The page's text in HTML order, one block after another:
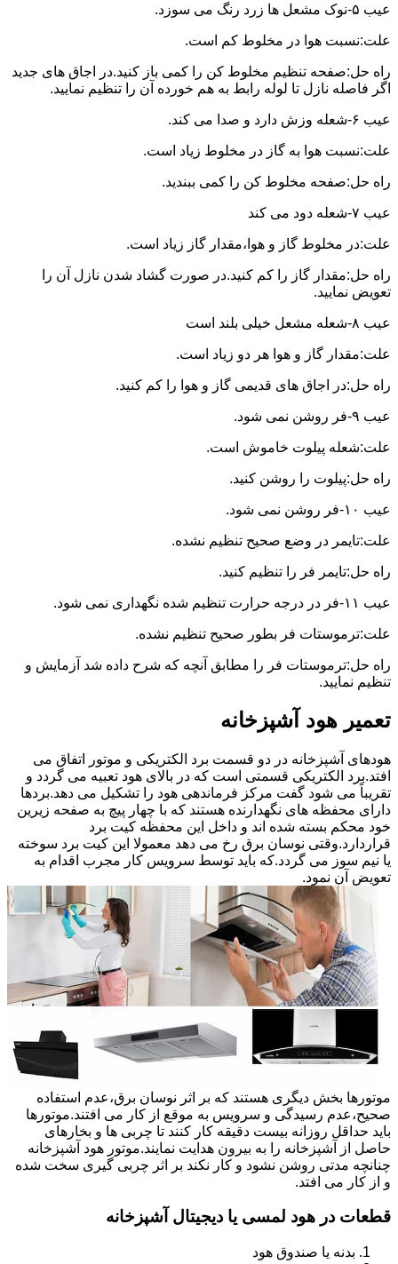
عیب ۵-نوک مشعل ها زرد رنگ می سوزد.
علت:نسبت هوا در مخلوط کم است.
راه حل:صفحه تنظیم مخلوط کن را کمی باز کنید.در اجاق های جدید
اگر فاصله نازل تا لوله رابط به هم خورده آن را تنظیم نمایید.
عیب ۶-شعله وزش دارد و صدا می کند.
علت:نسبت هوا به گاز در مخلوط زیاد است.
راه حل:صفحه مخلوط کن را کمی ببندید.
عیب ۷-شعله دود می کند
علت:در مخلوط گاز و هوا،مقدار گاز زیاد است.
راه حل:مقدار گاز را کم کنید.در صورت گشاد شدن نازل آن را
تعویض نمایید.
عیب ۸-شعله مشعل خیلی بلند است
علت:مقدار گاز و هوا هر دو زیاد است.
راه حل:در اجاق های قدیمی گاز و هوا را کم کنید.
عیب ۹-فر روشن نمی شود.
علت:شعله پیلوت خاموش است.
راه حل:پیلوت را روشن کنید.
عیب ۱۰-فر روشن نمی شود.
علت:تایمر در وضع صحیح تنظیم نشده.
راه حل:تایمر فر را تنظیم کنید.
عیب ۱۱-فر در درجه حرارت تنظیم شده نگهداری نمی شود.
علت:ترموستات فر بطور صحیح تنظیم نشده.
راه حل:ترموستات فر را مطابق آنچه که شرح داده شد آزمایش و
تنظیم نمایید.
تعمیر هود آشپزخانه
هودهای آشپزخانه در دو قسمت برد الکتریکی و موتور اتفاق می
افتد.برد الکتریکی قسمتی است که در بالای هود تعبیه می گردد و
تقریباً می شود گفت مرکز فرماندهی هود را تشکیل می دهد.بردها
دارای محفظه های نگهدارنده هستند که با چهار پیچ به صفحه زیرین
خود محکم بسته شده اند و داخل این محفظه کیت برد
قراردارد.وقتی نوسان برق رخ می دهد معمولا این کیت برد سوخته
یا نیم سوز می گردد.که باید توسط سرویس کار مجرب اقدام به
تعویض آن نمود.
موتورها بخش دیگری هستند که بر اثر نوسان برق،عدم استفاده
صحیح،عدم رسیدگی و سرویس به موقع از کار می افتند.موتورها
باید حداقل روزانه بیست دقیقه کار کنند تا چربی ها و بخارهای
حاصل از آشپزخانه را به بیرون هدایت نمایند.موتور هود آشپزخانه
چنانچه مدتی روشن نشود و کار نکند بر اثر چربی گیری سخت شده
و از کار می افتد.
قطعات در هود لمسی یا دیجیتال آشپزخانه
بدنه یا صندوق هود